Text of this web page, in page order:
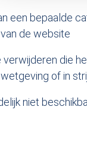
een bepaalde
de website
verwijderen die
of in
niet